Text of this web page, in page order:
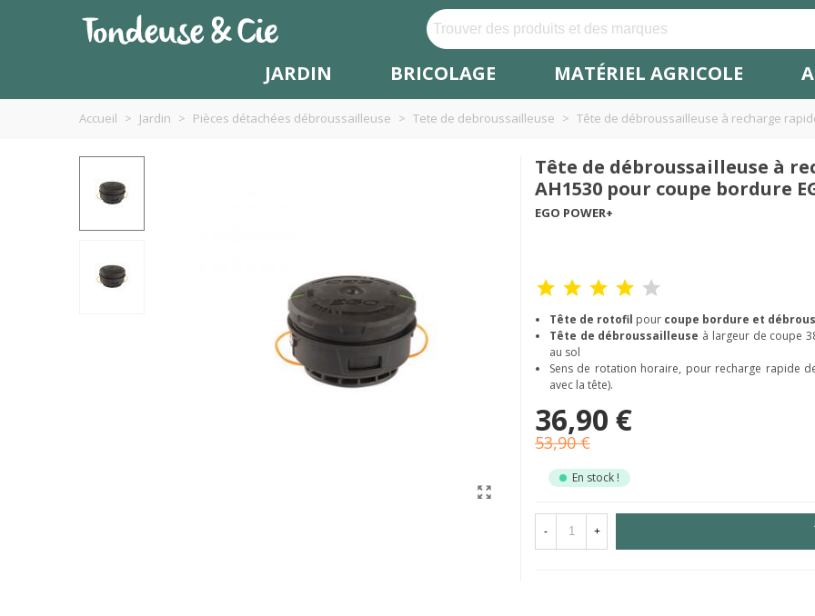
JARDIN BRICOLAGE MATÉRIEL AGRICOLE
Accueil > Jardin > Pièces détachées débroussailleuse > Tete de debroussailleuse > Tête de débroussailleuse à recharge
Tête de débroussailleuse à
AH1530 pour coupe bordure
EGO POWER+
Tête de rotofil pour coupe bordure et
Tête de débroussailleuse à largeur de coupe
au sol
Sens de rotation horaire, pour recharge rapide
avec la tête).
36,90 €
53,90 €
En stock !
- +